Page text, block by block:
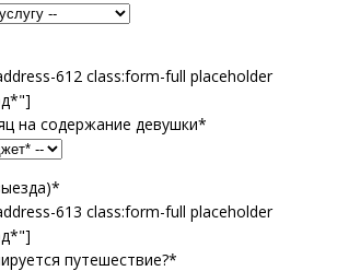
612 class:form-full placeholder
на содержание девушки*
613 class:form-full placeholder
путешествие?*